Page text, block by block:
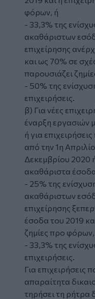
φόρων, ή
- 33,3% της
ακαθάριστων
επιχείρησης
και ως 70% σε
παρουσιάζει
- 50% της
επιχειρήσεις.
β) Για νέες
έναρξη εργασιών
ή για
από την 1η
Δεκεμβρίου 2020
ακαθάριστα
- 25% της
ακαθάριστων
επιχείρησης
έσοδα του 2019
ζημίες προ
- 33,3% της
επιχειρήσεις.
Για επιχειρήσεις
απαραίτητα
τηρήσει τη ρήτρα